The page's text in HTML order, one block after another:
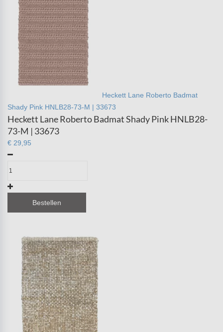
Heckett Lane Roberto Badmat
Shady Pink HNLB28-73-M | 33673
Heckett Lane Roberto Badmat Shady Pink HNLB28-
73-M | 33673
€ 29,95
Bestellen